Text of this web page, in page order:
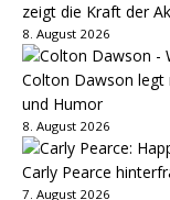
zeigt die Kraft der
8. August 2026
Colton Dawson legt
und Humor
8. August 2026
Carly Pearce
7. August 2026